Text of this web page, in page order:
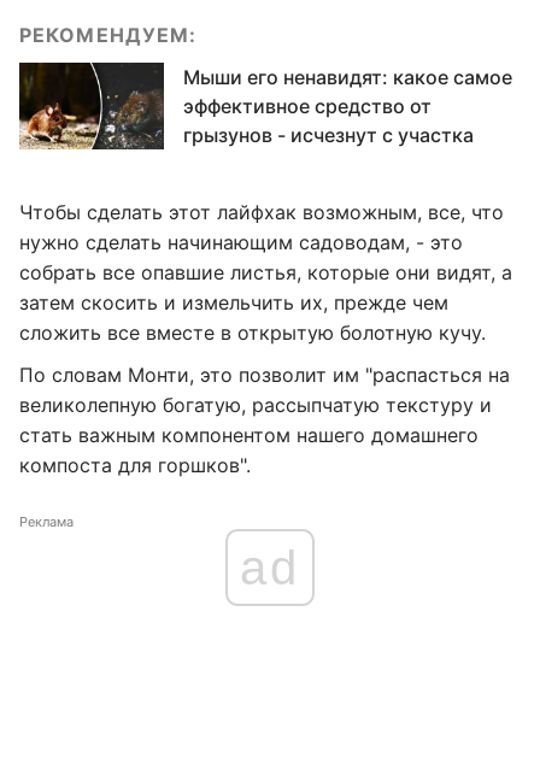
РЕКОМЕНДУЕМ:
Мыши его ненавидят: какое самое
эффективное средство от
грызунов - исчезнут с участка
Чтобы сделать этот лайфхак возможным, все, что
нужно сделать начинающим садоводам, - это
собрать все опавшие листья, которые они видят, а
затем скосить и измельчить их, прежде чем
сложить все вместе в открытую болотную кучу.
По словам Монти, это позволит им "распасться на
великолепную богатую, рассыпчатую текстуру и
стать важным компонентом нашего домашнего
компоста для горшков".
Реклама
ad